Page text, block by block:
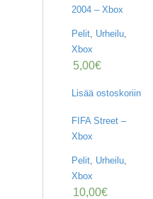
2004 – Xbox
Pelit, Urheilu,
Xbox
5,00€
Lisää ostoskoriin
FIFA Street –
Xbox
Pelit, Urheilu,
Xbox
10,00€